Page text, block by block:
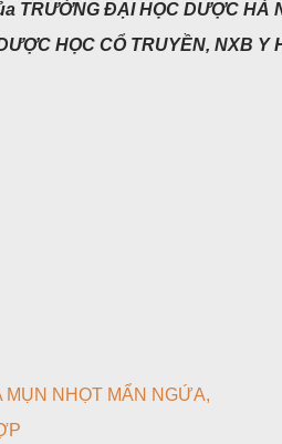
TRƯỜNG ĐẠI HỌC DƯỢC HÀ
HỌC CỔ TRUYỀN, NXB Y
MỤN NHỌT MẨN NGỨA